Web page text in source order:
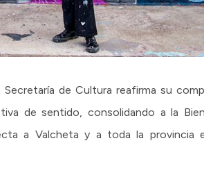
de Cultura reafirma su
de sentido, consolidando a la
a Valcheta y a toda la provincia